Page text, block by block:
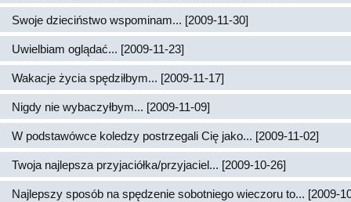
Swoje dzieciństwo wspominam... [2009-11-30]
Uwielbiam oglądać... [2009-11-23]
Wakacje życia spędziłbym... [2009-11-17]
Nigdy nie wybaczyłbym... [2009-11-09]
W podstawówce koledzy postrzegali Cię jako... [2009-11-02]
Twoja najlepsza przyjaciółka/przyjaciel... [2009-10-26]
Najlepszy sposób na spędzenie sobotniego wieczoru to... [2009-